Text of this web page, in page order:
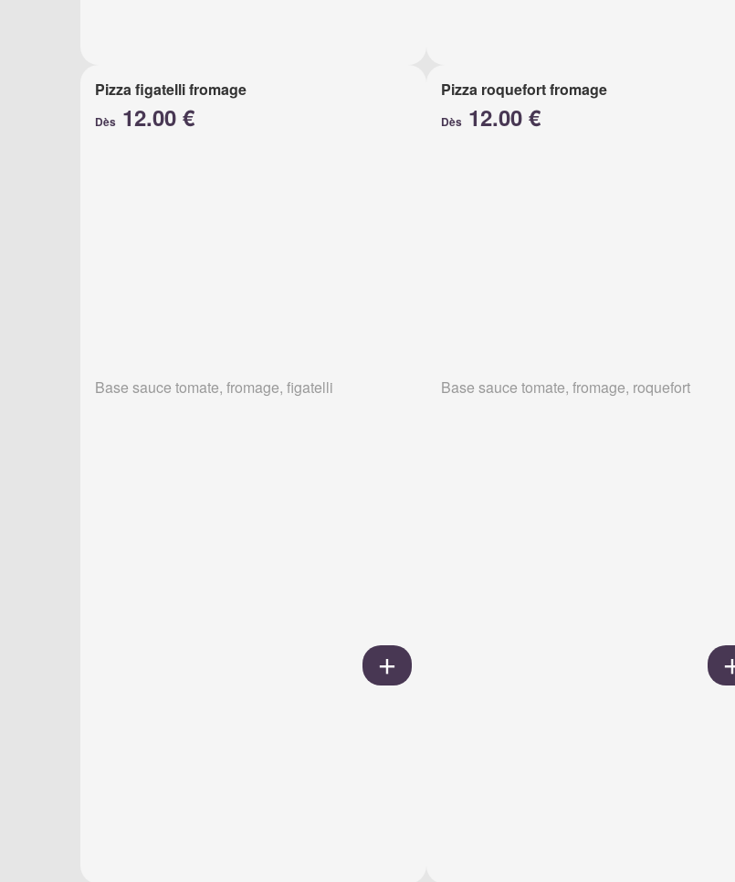
Pizza figatelli fromage
Dès 12.00 €
Base sauce tomate, fromage, figatelli
Pizza roquefort fromage
Dès12.00 €
Base sauce tomate, fromage, roquefort